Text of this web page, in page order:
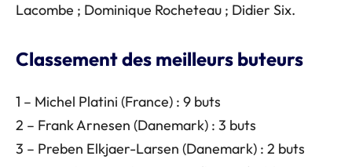
Lacombe ; Dominique Rocheteau ; Didier Six.
Classement des meilleurs buteurs
1 – Michel Platini (France) : 9 buts
2 – Frank Arnesen (Danemark) : 3 buts
3 – Preben Elkjaer-Larsen (Danemark) : 2 buts